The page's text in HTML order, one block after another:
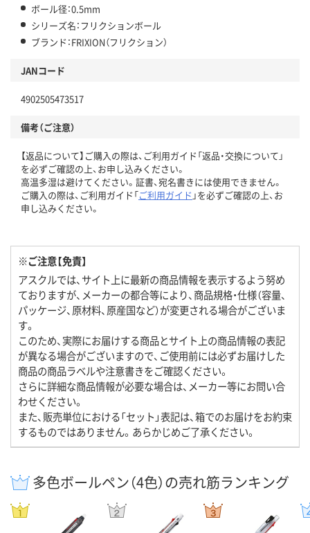
ボール径：0.5mm
シリーズ名：フリクションボール
ブランド：FRIXION（フリクション）
JANコード
4902505473517
備考（ご注意）
【返品について】ご購入の際は、ご利用ガイド「返品・交換について」
を必ずご確認の上、お申し込みください。
高温多湿は避けてください。証書、宛名書きには使用できません。
ご購入の際は、ご利用ガイド「ご利用ガイド 」を必ずご確認の上、お
申し込みください。
※ご注意【免責】
アスクルでは、サイト上に最新の商品情報を表示するよう努め
ておりますが、メーカーの都合等により、商品規格・仕様（容量、
パッケージ、原材料、原産国など）が変更される場合がございま
す。
このため、実際にお届けする商品とサイト上の商品情報の表記
が異なる場合がございますので、ご使用前には必ずお届けした
商品の商品ラベルや注意書きをご確認ください。
さらに詳細な商品情報が必要な場合は、メーカー等にお問い合
わせください。
また、販売単位における「セット」表記は、箱でのお届けをお約束
するものではありません。あらかじめご了承ください。
多色ボールペン（4色）の売れ筋ランキング